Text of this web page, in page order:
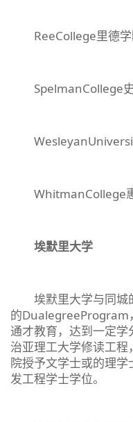
ReeCollege里德学
SpelmanCollege史
WhitmanCollege
埃默里大学
埃默里大学与同城
的DualegreeProgram
通才教育，达到一定
治亚理工大学修读工
院授予文学士或的理
发工程学士学位。